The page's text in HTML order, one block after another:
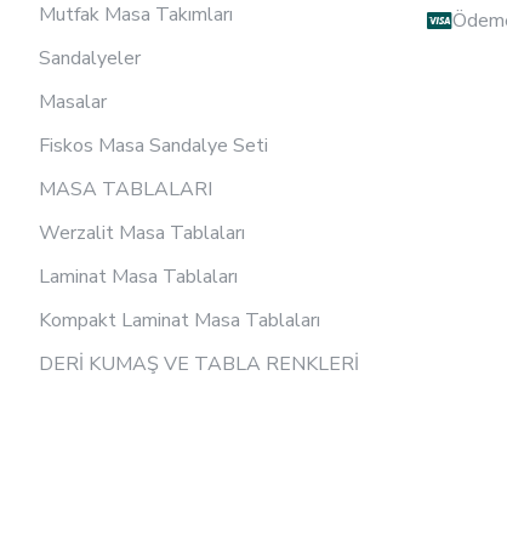
Mutfak Masa Takımları
Sandalyeler
Masalar
Fiskos Masa Sandalye Seti
MASA TABLALARI
Werzalit Masa Tablaları
Laminat Masa Tablaları
Kompakt Laminat Masa Tablaları
DERİ KUMAŞ VE TABLA RENKLERİ